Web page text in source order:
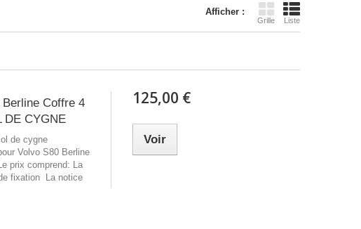
Afficher :
Grille Liste
Coffre 4
DE CYGNE
de cygne
Volvo S80 Berline
prix comprend: La
fixation La notice
125,00 €
Voir